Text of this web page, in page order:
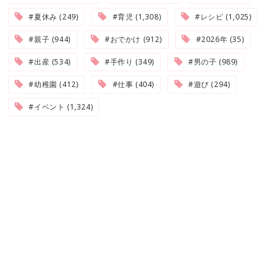
#夏休み (249) #育児 (1,308) #レシピ (1,025)
#親子 (944) #おでかけ (912) #2026年 (35)
#出産 (534) #手作り (349) #男の子 (989)
#幼稚園 (412) #仕事 (404) #遊び (294)
#イベント (1,324)